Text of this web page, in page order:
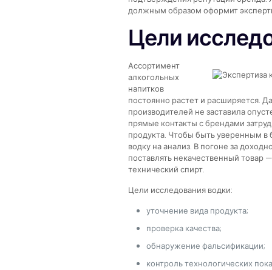
должным образом оформит
Цели
Ассортимент
алкогольных
напитков
постоянно растет и расширяется.
производителей не заставила
прямые контакты с брендами
продукта. Чтобы быть уверенным в
водку на анализ. В погоне за
поставлять некачественный
технический спирт.
Цели исследования водки:
уточнение вида продукта;
проверка качества;
обнаружение фальсификации;
контроль технологических